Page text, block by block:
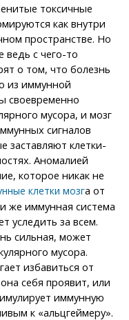
токсичные
как внутри
пространстве. Но
ведь с чего-то
о том, что болезнь
из иммунной
своевременно
мусора, и мозг
сигналов
заставляют клетки-
Аномалией
которое никак не
клетки мозга от
же иммунная система
уследить за всем.
сильная, может
мусора.
избавиться от
себя проявит, или
иммунную
к «альцгеймеру».